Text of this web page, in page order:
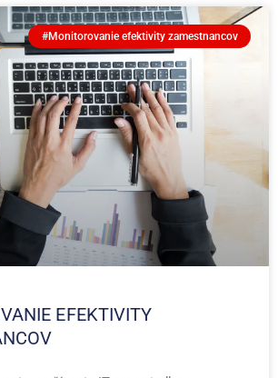
#Monitorovanie efektivity zamestnancov
EFEKTIVITY